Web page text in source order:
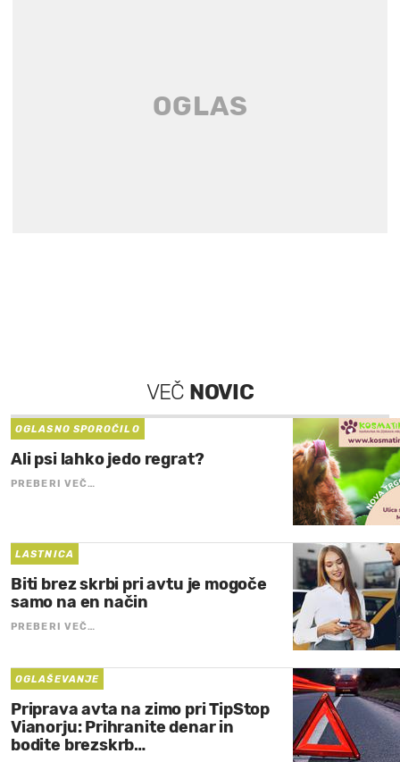
VEČ NOVIC
OGLASNO SPOROČILO
Ali psi lahko jedo regrat?
PREBERI VEČ…
LASTNICA
Biti brez skrbi pri avtu je mogoče
samo na en način
PREBERI VEČ…
OGLAŠEVANJE
Priprava avta na zimo pri TipStop
Vianorju: Prihranite denar in
bodite brezskrb…